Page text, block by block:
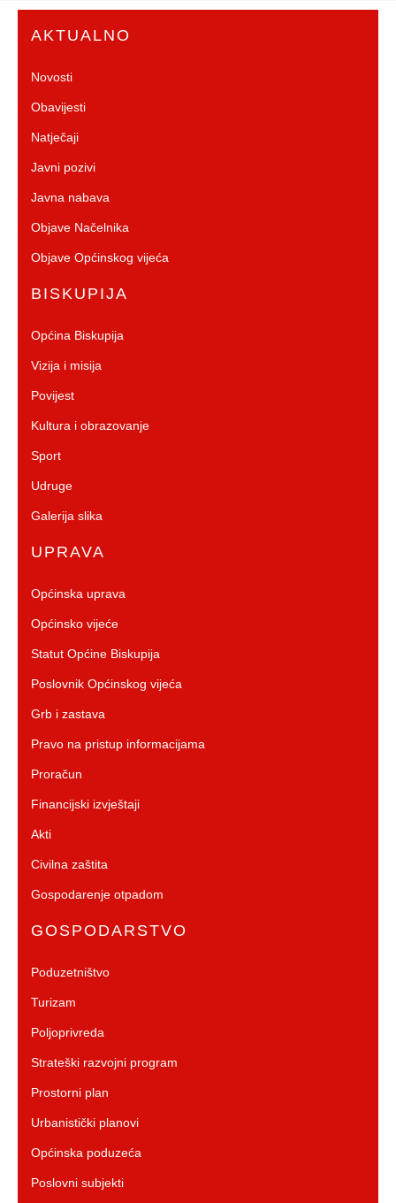
AKTUALNO
Novosti
Obavijesti
Natječaji
Javni pozivi
Javna nabava
Objave Načelnika
Objave Općinskog vijeća
BISKUPIJA
Općina Biskupija
Vizija i misija
Povijest
Kultura i obrazovanje
Sport
Udruge
Galerija slika
UPRAVA
Općinska uprava
Općinsko vijeće
Statut Općine Biskupija
Poslovnik Općinskog vijeća
Grb i zastava
Pravo na pristup informacijama
Proračun
Financijski izvještaji
Akti
Civilna zaštita
Gospodarenje otpadom
GOSPODARSTVO
Poduzetništvo
Turizam
Poljoprivreda
Strateški razvojni program
Prostorni plan
Urbanistički planovi
Općinska poduzeća
Poslovni subjekti